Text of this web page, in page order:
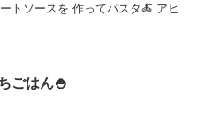
トソースを 作ってパスタ🍝 アヒ
ごはん🍚